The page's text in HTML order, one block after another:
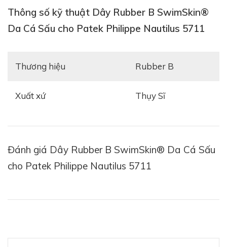
Vẫn giữ nguyên thiết kế thuôn dài, gọn gàng tương
thiết kế lần này có vẻ ngoài giống với da cá sấu khi sở
hữu những vân da tự nhiên nhưng thực sự lại là 100%
nước và dành cho mọi hoạt động dưới nước.
Thông số kỹ thuật Dây Rubber B SwimSkin®
Da Cá Sấu cho Patek Philippe Nautilus 5711
Thương hiệu Rubber B
Xuất xứ Thụy Sĩ
Đánh giá Dây Rubber B SwimSkin® Da Cá Sấu
cho Patek Philippe Nautilus 5711